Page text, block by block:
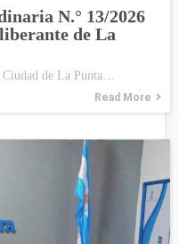
N.° 13/2026
de La
de La Punta…
Read More